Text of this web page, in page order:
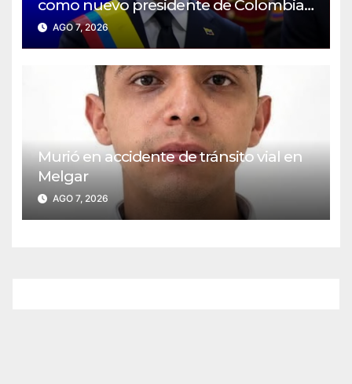
como nuevo presidente de Colombia
2026- 2030
AGO 7, 2026
Murió en accidente de tránsito vial en
Melgar
AGO 7, 2026